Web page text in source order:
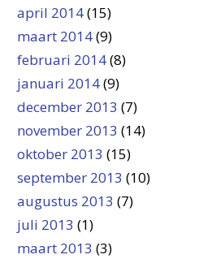
april 2014(15)
maart 2014(9)
februari 2014(8)
januari 2014(9)
december 2013 (7)
november 2013 (14)
oktober 2013 (15)
september 2013 (10)
augustus 2013 (7)
juli 2013 (1)
maart 2013 (3)